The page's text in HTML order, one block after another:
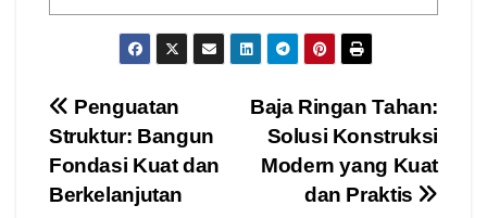
Post
navigation
Baja Ringan Tahan:
Solusi Konstruksi
Modern yang Kuat
dan Praktis
Penguatan
Struktur: Bangun
Fondasi Kuat dan
Berkelanjutan